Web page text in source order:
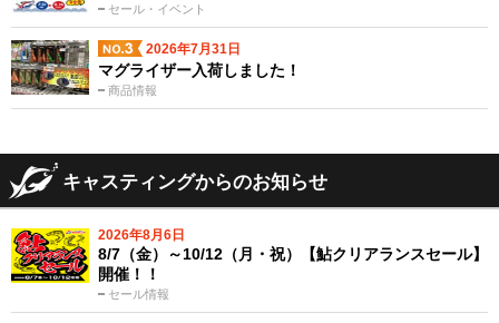
セール・イベント
2026年7月31日
商品情報
マグライザー入荷しました！
キャスティングからのお知らせ
2026年8月6日
セール情報
8/7（金）～10/12（月・祝）【鮎クリアランスセール】
開催！！